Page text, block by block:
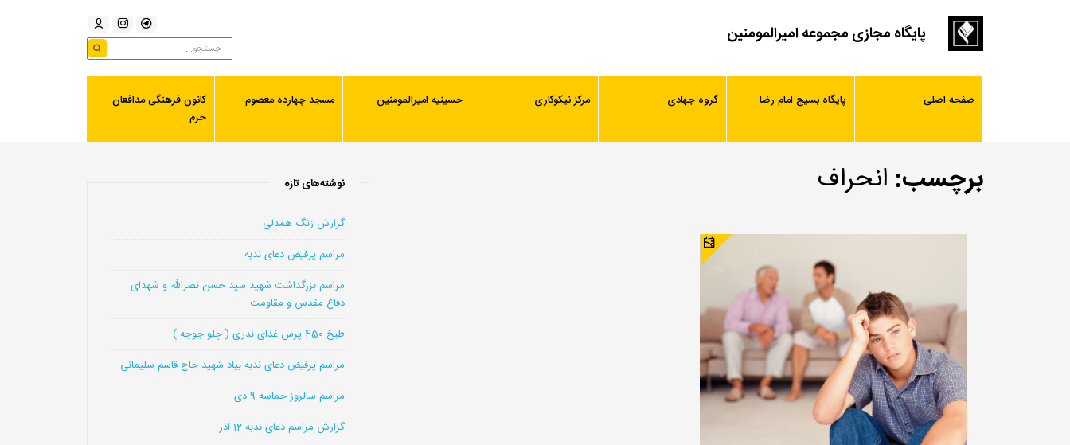
پایگاه مجازی مجموعه امیرالمومنین
صفحه اصلی پایگاه بسیج امام رضا گروه جهادی مرکز نیکوکاری حسینیه امیرالمومنین مسجد چهارده معصوم
کانون فرهنگی مدافعان
حرم
برچسب: انحراف نوشته‌های تازه
گزارش زنگ همدلی
مراسم پرفیض دعای ندبه
مراسم بزرگداشت شهید سید حسن نصرالله و شهدای
دفاع مقدس و مقاومت
طبخ 450 پرس غذای نذری ( چلو جوجه )
مراسم پرفیض دعای ندبه بیاد شهید حاج قاسم سلیمانی
مراسم سالروز حماسه 9 دی
گزارش مراسم دعای ندبه 12 اذر